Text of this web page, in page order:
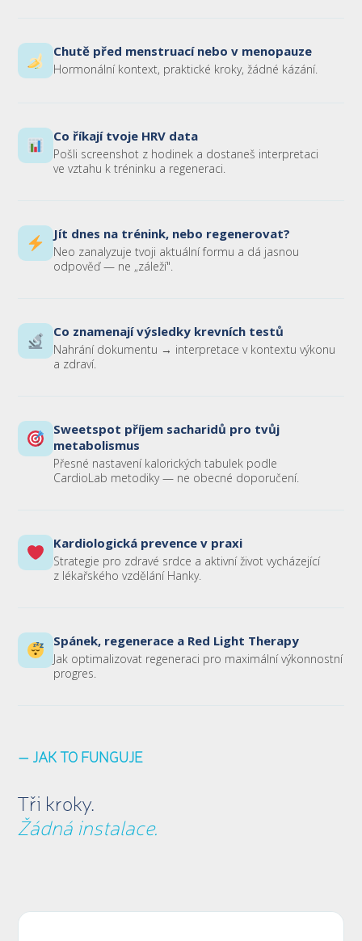
Chutě před menstruací nebo v menopauze
Hormonální kontext, praktické kroky, žádné kázání.
Co říkají tvoje HRV data
Pošli screenshot z hodinek a dostaneš interpretaci
ve vztahu k tréninku a regeneraci.
Jít dnes na trénink, nebo regenerovat?
Neo zanalyzuje tvoji aktuální formu a dá jasnou
odpověď — ne „záleží".
Co znamenají výsledky krevních testů
Nahrání dokumentu → interpretace v kontextu výkonu
a zdraví.
Sweetspot příjem sacharidů pro tvůj
metabolismus
Přesné nastavení kalorických tabulek podle
CardioLab metodiky — ne obecné doporučení.
Kardiologická prevence v praxi
Strategie pro zdravé srdce a aktivní život vycházející
z lékařského vzdělání Hanky.
Spánek, regenerace a Red Light Therapy
Jak optimalizovat regeneraci pro maximální výkonnostní
progres.
— JAK TO FUNGUJE
Tři kroky.
Žádná instalace.